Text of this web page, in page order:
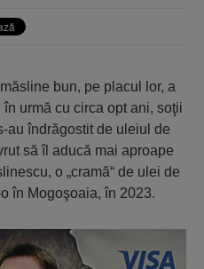
bun, pe placul lor, a
urmă cu circa opt ani, soţii
au îndrăgostit de uleiul de
să îl aducă mai aproape
o „cramă“ de ulei de
în Mogoşoaia, în 2023.